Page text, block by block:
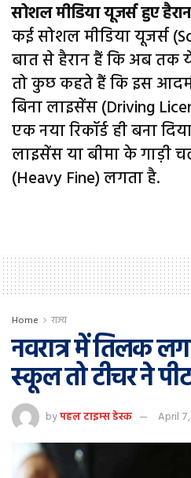
सोशल मीडिया यूजर्स हुए हैरान
कई सोशल मीडिया यूजर्स
बात से हैरान हैं कि अब तक
तो कुछ कहते हैं कि इस
बिना लाइसेंस (Driving
एक नया रिकॉर्ड ही बना
लाइसेंस या बीमा के गाड़ी
(Heavy Fine) लगता है.
Home राज्य
नवरात्र में तिलक
स्कूल तो टीचर ने
byपहल टाइम्स डेस्क April